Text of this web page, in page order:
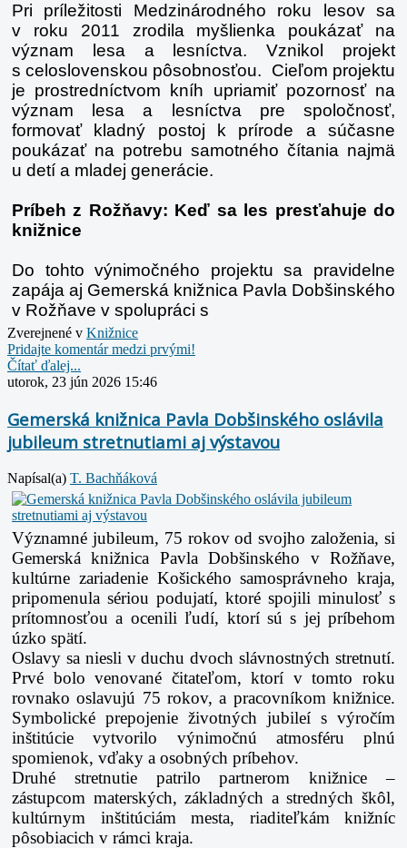
Pri príležitosti Medzinárodného roku lesov sa
v roku 2011 zrodila myšlienka poukázať na
význam lesa a lesníctva. Vznikol projekt
s celoslovenskou pôsobnosťou. Cieľom projektu
je prostredníctvom kníh upriamiť pozornosť na
význam lesa a lesníctva pre spoločnosť,
formovať kladný postoj k prírode a súčasne
poukázať na potrebu samotného čítania najmä
u detí a mladej generácie.
Príbeh z Rožňavy: Keď sa les presťahuje do
knižnice
Do tohto výnimočného projektu sa pravidelne
zapája aj Gemerská knižnica Pavla Dobšinského
v Rožňave v spolupráci s
Zverejnené v Knižnice
Pridajte komentár medzi prvými!
Čítať ďalej...
utorok, 23 jún 2026 15:46
Gemerská knižnica Pavla Dobšinského oslávila
jubileum stretnutiami aj výstavou
Napísal(a) T. Bachňáková
Významné jubileum, 75 rokov od svojho založenia, si
Gemerská knižnica Pavla Dobšinského v Rožňave,
kultúrne zariadenie Košického samosprávneho kraja,
pripomenula sériou podujatí, ktoré spojili minulosť s
prítomnosťou a ocenili ľudí, ktorí sú s jej príbehom
úzko spätí.
Oslavy sa niesli v duchu dvoch slávnostných stretnutí.
Prvé bolo venované čitateľom, ktorí v tomto roku
rovnako oslavujú 75 rokov, a pracovníkom knižnice.
Symbolické prepojenie životných jubileí s výročím
inštitúcie vytvorilo výnimočnú atmosféru plnú
spomienok, vďaky a osobných príbehov.
Druhé stretnutie patrilo partnerom knižnice –
zástupcom materských, základných a stredných škôl,
kultúrnym inštitúciám mesta, riaditeľkám knižníc
pôsobiacich v rámci kraja.